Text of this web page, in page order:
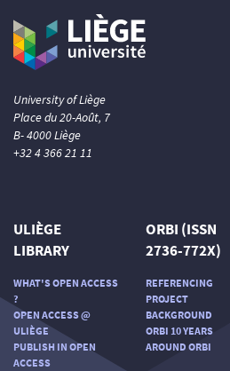
University of Liège
Place du 20-Août, 7
B- 4000 Liège
+32 4 366 21 11
ULIÈGE
LIBRARY
WHAT'S OPEN ACCESS
?
OPEN ACCESS @
ULIÈGE
PUBLISH IN OPEN
ACCESS
ORBI (ISSN
2736-772X)
REFERENCING
PROJECT
BACKGROUND
ORBI 10 YEARS
AROUND ORBI